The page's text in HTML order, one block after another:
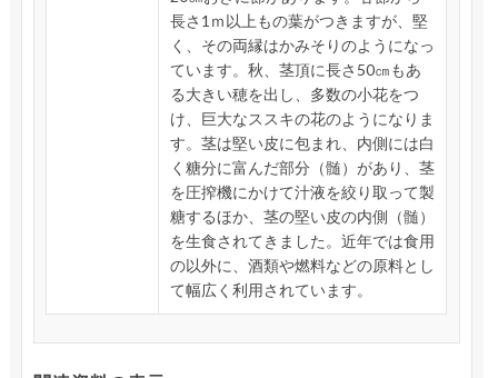
長さ1ｍ以上もの葉がつきますが、堅
く、その両縁はかみそりのようになっ
ています。秋、茎頂に長さ50㎝もあ
る大きい穂を出し、多数の小花をつ
け、巨大なススキの花のようになりま
す。茎は堅い皮に包まれ、内側には白
く糖分に富んだ部分（髄）があり、茎
を圧搾機にかけて汁液を絞り取って製
糖するほか、茎の堅い皮の内側（髄）
を生食されてきました。近年では食用
の以外に、酒類や燃料などの原料とし
て幅広く利用されています。